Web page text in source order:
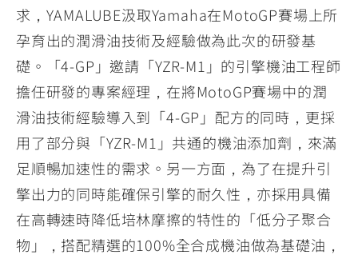
求，YAMALUBE汲取Yamaha在MotoGP賽場上所
孕育出的潤滑油技術及經驗做為此次的研發基
礎。「4-GP」邀請「YZR-M1」的引擎機油工程師
擔任研發的專案經理，在將MotoGP賽場中的潤
滑油技術經驗導入到「4-GP」配方的同時，更採
用了部分與「YZR-M1」共通的機油添加劑，來滿
足順暢加速性的需求。另一方面，為了在提升引
擎出力的同時能確保引擎的耐久性，亦採用具備
在高轉速時降低培林摩擦的特性的「低分子聚合
物」，搭配精選的100%全合成機油做為基礎油，